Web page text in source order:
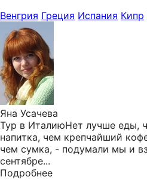
Венгрия Греция Испания Кипр
Яна Усачева
Тур в ИталиюНет лучше еды,
напитка, чем крепчайший
чем сумка, - подумали мы и
сентябре...
Подробнее